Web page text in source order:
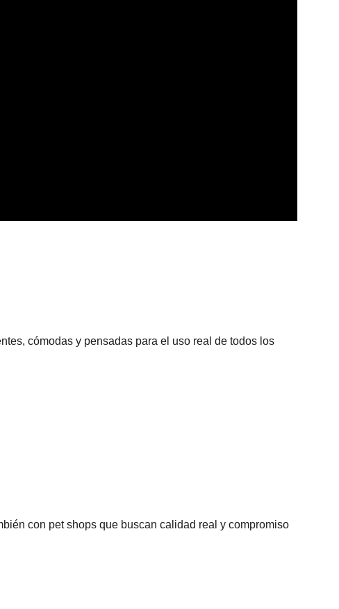
cómodas y pensadas para el uso real de todos los
con pet shops que buscan calidad real y compromiso